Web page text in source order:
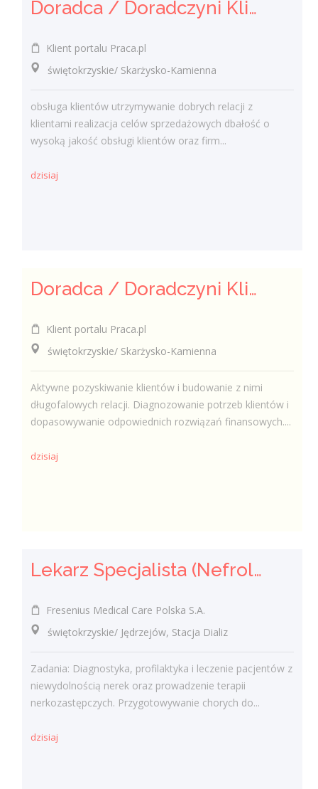
Doradca / Doradczyni Klienta (bankowość)
Klient portalu Praca.pl
świętokrzyskie/ Skarżysko-Kamienna
obsługa klientów utrzymywanie dobrych relacji z
klientami realizacja celów sprzedażowych dbałość o
wysoką jakość obsługi klientów oraz firm...
dzisiaj
Doradca / Doradczyni Klienta – branża finansowa
Klient portalu Praca.pl
świętokrzyskie/ Skarżysko-Kamienna
Aktywne pozyskiwanie klientów i budowanie z nimi
długofalowych relacji. Diagnozowanie potrzeb klientów i
dopasowywanie odpowiednich rozwiązań finansowych....
dzisiaj
Lekarz Specjalista (Nefrolog / Internista) (K/M/N)
Fresenius Medical Care Polska S.A.
świętokrzyskie/ Jędrzejów, Stacja Dializ
Zadania: Diagnostyka, profilaktyka i leczenie pacjentów z
niewydolnością nerek oraz prowadzenie terapii
nerkozastępczych. Przygotowywanie chorych do...
dzisiaj